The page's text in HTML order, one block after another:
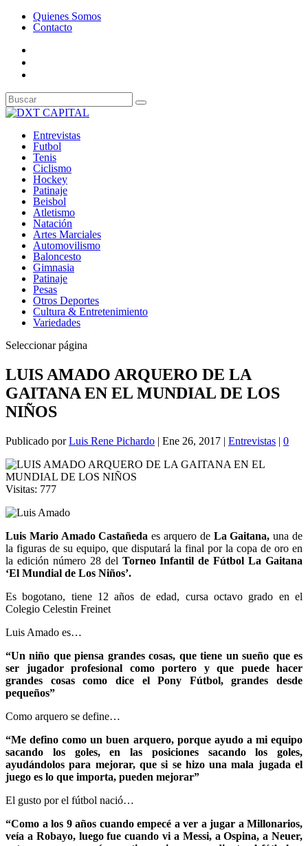
Quienes Somos
Contacto
Entrevistas
Futbol
Tenis
Ciclismo
Hockey
Patinaje
Beisbol
Atletismo
Natación
Artes Marciales
Automovilismo
Baloncesto
Gimnasia
Patinaje
Pesas
Otros Deportes
Cultura & Entretenimiento
Variedades
Seleccionar página
LUIS AMADO ARQUERO DE LA
GAITANA EN EL MUNDIAL DE LOS
NIÑOS
Publicado porLuis Rene Pichardo | Ene 26, 2017 | Entrevistas | 0
Visitas: 777
Luis Mario Amado Castañedaes arquero de La Gaitana,una de
la figuras de su equipo, que disputará la final por la copa de oro en
la edición número 28 del Torneo Infantil de Fútbol La Gaitana
‘El Mundial de Los Niños’.
Es bogotano, tiene 12 años de edad, cursa octavo grado en el
Colegio Celestin Freinet
Luis Amado es…
“Un niño que piensa grandes cosas, que tiene un sueño que es
ser jugador profesional como portero y que puede hacer
grandes cosas como dice el Pony Fútbol, grandes desde
pequeños”
Como arquero se define…
“Me defino como un buen arquero, porque ayudo a mi equipo
sacando los goles, en las posiciones sacando los goles,
ayudándolos para mejorar, que si se hizo una mala jugada el
juego es lo que importa, pueden mejorar”
El gusto por el fútbol nació…
“Como a los 9 años cuando empecé a ver a jugar a Millonarios,
veía a Robayo, luego fue cuando vi a Messi, a Ospina, a Neuer,